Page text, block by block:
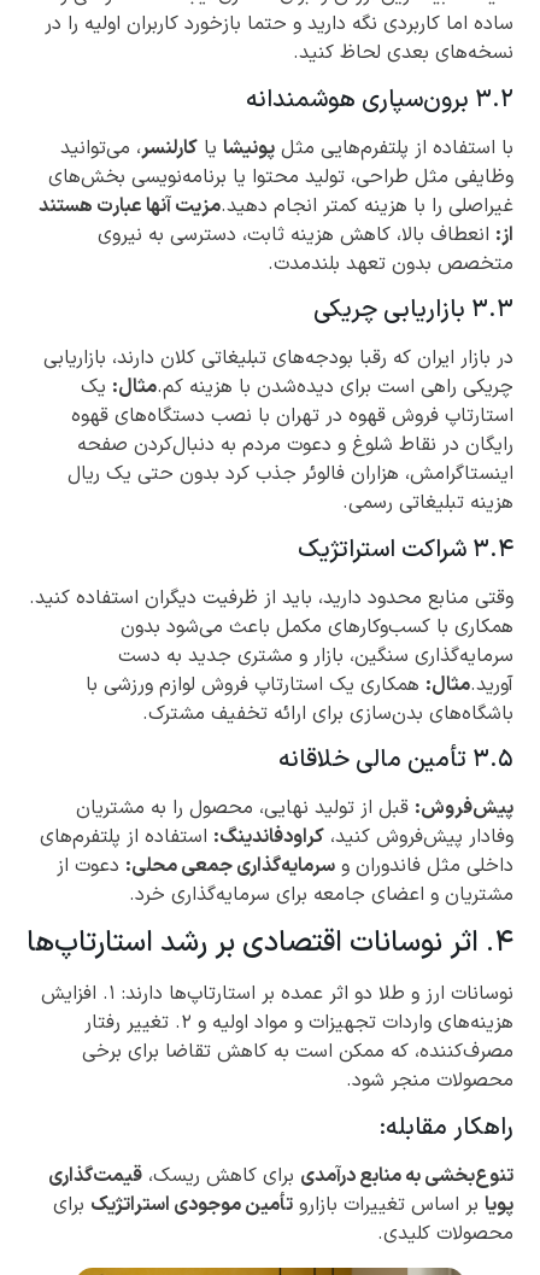
ساده اما کاربردی نگه دارید و حتما بازخورد کاربران اولیه را در
نسخه‌های بعدی لحاظ کنید.
۳.۲ برون‌سپاری هوشمندانه
با استفاده از پلتفرم‌هایی مثل پونیشا یا کارلنسر، می‌توانید
وظایفی مثل طراحی، تولید محتوا یا برنامه‌نویسی بخش‌های
غیراصلی را با هزینه کمتر انجام دهید.مزیت آنها عبارت هستند
از: انعطاف بالا، کاهش هزینه ثابت، دسترسی به نیروی
متخصص بدون تعهد بلندمدت.
۳.۳ بازاریابی چریکی
در بازار ایران که رقبا بودجه‌های تبلیغاتی کلان دارند، بازاریابی
چریکی راهی است برای دیده‌شدن با هزینه کم.مثال: یک
استارتاپ فروش قهوه در تهران با نصب دستگاه‌های قهوه
رایگان در نقاط شلوغ و دعوت مردم به دنبال‌کردن صفحه
اینستاگرامش، هزاران فالوئر جذب کرد بدون حتی یک ریال
هزینه تبلیغاتی رسمی.
۳.۴ شراکت استراتژیک
وقتی منابع محدود دارید، باید از ظرفیت دیگران استفاده کنید.
همکاری با کسب‌وکارهای مکمل باعث می‌شود بدون
سرمایه‌گذاری سنگین، بازار و مشتری جدید به دست
آورید.مثال: همکاری یک استارتاپ فروش لوازم ورزشی با
باشگاه‌های بدن‌سازی برای ارائه تخفیف مشترک.
۳.۵ تأمین مالی خلاقانه
پیش‌فروش: قبل از تولید نهایی، محصول را به مشتریان
وفادار پیش‌فروش کنید، کراودفاندینگ: استفاده از پلتفرم‌های
داخلی مثل فاندوران و سرمایه‌گذاری جمعی محلی: دعوت از
مشتریان و اعضای جامعه برای سرمایه‌گذاری خرد.
۴. اثر نوسانات اقتصادی بر رشد استارتاپ‌ها
نوسانات ارز و طلا دو اثر عمده بر استارتاپ‌ها دارند: ۱. افزایش
هزینه‌های واردات تجهیزات و مواد اولیه و ۲. تغییر رفتار
مصرف‌کننده، که ممکن است به کاهش تقاضا برای برخی
محصولات منجر شود.
راهکار مقابله:
تنوع‌بخشی به منابع درآمدی برای کاهش ریسک، قیمت‌گذاری
پویا بر اساس تغییرات بازارو تأمین موجودی استراتژیک برای
محصولات کلیدی.